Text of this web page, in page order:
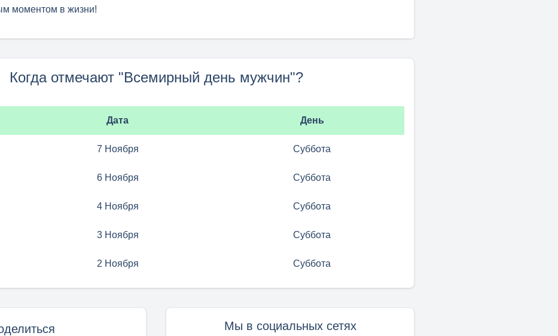
моментом в жизни!
Когда отмечают "Всемирный день мужчин"?
Дата День
7 Ноября Суббота
6 Ноября Суббота
4 Ноября Суббота
3 Ноября Суббота
2 Ноября Суббота
Мы в социальных сетях